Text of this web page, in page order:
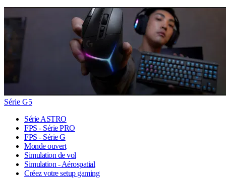
Série G5
Série ASTRO
FPS - Série PRO
FPS - Série G
Monde ouvert
Simulation de vol
Simulation - Aérospatial
Créez votre setup gaming